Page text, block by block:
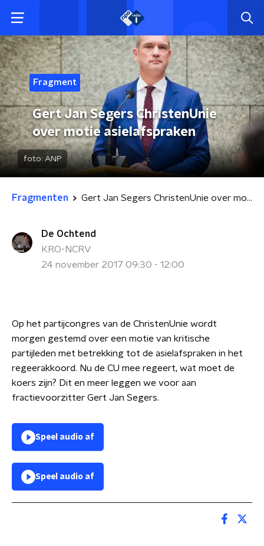
Fragment
Gert Jan Segers ChristenUnie
over motie asielafspraken
foto: ANP
Fragmenten Gert Jan Segers ChristenUnie over motie asielafspraken
De Ochtend
KRO-NCRV
24 november 2017 09:30 - 12:00
Op het partijcongres van de ChristenUnie wordt
morgen gestemd over een motie van kritische
partijleden met betrekking tot de asielafspraken in het
regeerakkoord. Nu de CU mee regeert, wat moet de
koers zijn? Dit en meer leggen we voor aan
fractievoorzitter Gert Jan Segers.
Speel audio af
Speel audio af